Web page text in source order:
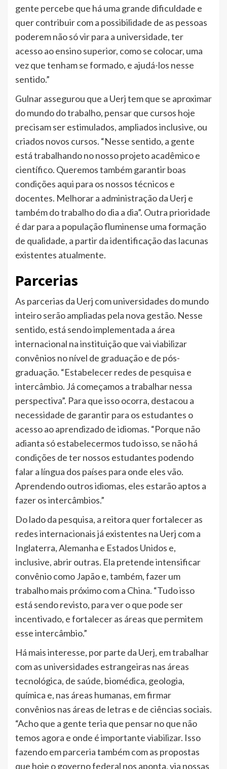
gente percebe que há uma grande dificuldade e
quer contribuir com a possibilidade de as pessoas
poderem não só vir para a universidade, ter
acesso ao ensino superior, como se colocar, uma
vez que tenham se formado, e ajudá-los nesse
sentido.”
Gulnar assegurou que a Uerj tem que se aproximar
do mundo do trabalho, pensar que cursos hoje
precisam ser estimulados, ampliados inclusive, ou
criados novos cursos. “Nesse sentido, a gente
está trabalhando no nosso projeto acadêmico e
científico. Queremos também garantir boas
condições aqui para os nossos técnicos e
docentes. Melhorar a administração da Uerj e
também do trabalho do dia a dia”. Outra prioridade
é dar para a população fluminense uma formação
de qualidade, a partir da identificação das lacunas
existentes atualmente.
Parcerias
As parcerias da Uerj com universidades do mundo
inteiro serão ampliadas pela nova gestão. Nesse
sentido, está sendo implementada a área
internacional na instituição que vai viabilizar
convênios no nível de graduação e de pós-
graduação. “Estabelecer redes de pesquisa e
intercâmbio. Já começamos a trabalhar nessa
perspectiva”. Para que isso ocorra, destacou a
necessidade de garantir para os estudantes o
acesso ao aprendizado de idiomas. “Porque não
adianta só estabelecermos tudo isso, se não há
condições de ter nossos estudantes podendo
falar a língua dos países para onde eles vão.
Aprendendo outros idiomas, eles estarão aptos a
fazer os intercâmbios.”
Do lado da pesquisa, a reitora quer fortalecer as
redes internacionais já existentes na Uerj com a
Inglaterra, Alemanha e Estados Unidos e,
inclusive, abrir outras. Ela pretende intensificar
convênio como Japão e, também, fazer um
trabalho mais próximo com a China. “Tudo isso
está sendo revisto, para ver o que pode ser
incentivado, e fortalecer as áreas que permitem
esse intercâmbio.”
Há mais interesse, por parte da Uerj, em trabalhar
com as universidades estrangeiras nas áreas
tecnológica, de saúde, biomédica, geologia,
química e, nas áreas humanas, em firmar
convênios nas áreas de letras e de ciências sociais.
“Acho que a gente teria que pensar no que não
temos agora e onde é importante viabilizar. Isso
fazendo em parceria também com as propostas
que hoje o governo federal nos aponta, via nossas